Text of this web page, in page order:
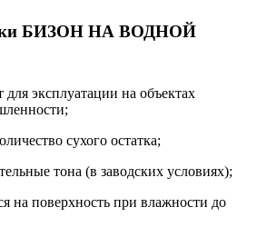
БИЗОН НА ВОДНОЙ
эксплуатации на объектах
сухого остатка;
тона (в заводских условиях);
на поверхность при влажности до